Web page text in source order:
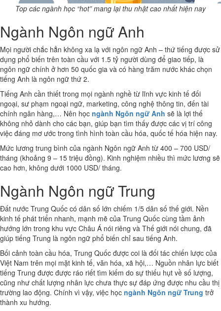
Top các ngành học “hot” mang lại thu nhật cao nhất hiện nay
Ngành Ngôn ngữ Anh
Mọi người chắc hẳn không xa lạ với ngôn ngữ Anh – thứ tiếng được sử
dụng phổ biến trên toàn cầu với 1.5 tỷ người dùng để giao tiếp, là
ngôn ngữ chính ở hơn 50 quốc gia và có hàng trăm nước khác chọn
tiếng Anh là ngôn ngữ thứ 2.
Tiếng Anh cần thiết trong mọi ngành nghề từ lĩnh vực kinh tế đối
ngoại, sư phạm ngoại ngữ, marketing, công nghệ thông tin, đến tài
chính ngân hàng,… Nên học ngành Ngôn ngữ Anh sẽ là lợi thế
không nhỏ dành cho các bạn, giúp bạn tìm thấy được các vị trí công
việc đáng mơ ước trong tình hình toàn cầu hóa, quốc tế hóa hiện nay.
Mức lương trung bình của ngành Ngôn ngữ Anh từ 400 – 700 USD/
tháng (khoảng 9 – 15 triệu đồng). Kinh nghiệm nhiều thì mức lương sẽ
cao hơn, không dưới 1000 USD/ tháng.
Ngành Ngôn ngữ Trung
Đất nước Trung Quốc có dân số lớn chiếm 1/5 dân số thế giới. Nền
kinh tế phát triển nhanh, mạnh mẽ của Trung Quốc cùng tầm ảnh
hướng lớn trong khu vực Châu Á nói riêng và Thế giới nói chung, đã
giúp tiếng Trung là ngôn ngữ phổ biến chỉ sau tiếng Anh.
Bối cảnh toàn cầu hóa, Trung Quốc được coi là đối tác chiến lược của
Việt Nam trên mọi mặt kinh tế, văn hóa, xã hội,… Nguồn nhân lực biết
tiếng Trung được được ráo riết tìm kiếm do sự thiếu hụt về số lượng,
cũng như chất lượng nhân lực chưa thực sự đáp ứng được nhu cầu thị
trường lao động. Chính vì vậy, việc học ngành Ngôn ngữ Trung trở
thành xu hướng.